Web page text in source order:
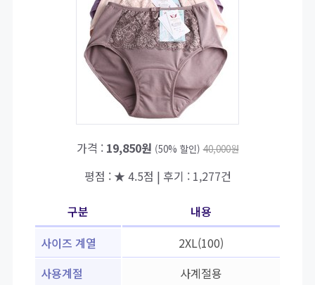
가격 : 19,850원 (50% 할인) 40,000원
평점 : ★ 4.5점 | 후기 : 1,277건
구분
내용
사이즈 계열
2XL(100)
사용계절
사계절용